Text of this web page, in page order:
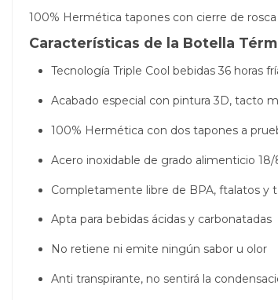
100% Hermética tapones con cierre de
Características de la Botella
Tecnología Triple Cool bebidas 36 horas
Acabado especial con pintura 3D, tacto
100% Hermética con dos tapones a
Acero inoxidable de grado alimenticio 18/
Completamente libre de BPA, ftalatos y
Apta para bebidas ácidas y carbonatadas
No retiene ni emite ningún sabor u olor
Anti transpirante, no sentirá la